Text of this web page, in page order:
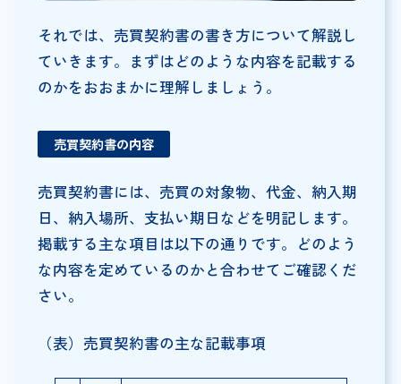
それでは、売買契約書の書き方について解説し
ていきます。まずはどのような内容を記載する
のかをおおまかに理解しましょう。
売買契約書の内容
売買契約書には、売買の対象物、代金、納入期
日、納入場所、支払い期日などを明記します。
掲載する主な項目は以下の通りです。どのよう
な内容を定めているのかと合わせてご確認くだ
さい。
（表）売買契約書の主な記載事項